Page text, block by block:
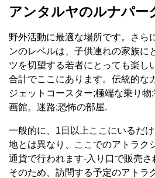
アンタルヤのルナパー
野外活動に最適な場所です。さら
ンのレベルは、子供連れの家族に
ツを切望する若者にとっても楽し
合計でここにあります。伝統的な
ジェットコースター;極端な乗り
画館。迷路;恐怖の部屋.
一般的に、1日以上ここにいるだ
地とは異なり、ここでのアトラク
通貨で行われます-入り口で販売さ
そのため、訪問する予定のアトラ